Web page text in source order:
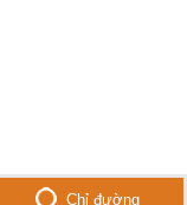
Chỉ đường